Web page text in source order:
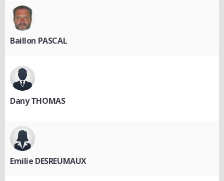
Baillon PASCAL
Dany THOMAS
Emilie DESREUMAUX